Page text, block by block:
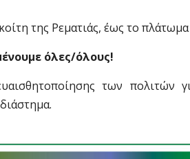
της Ρεματιάς, έως το
όλες/όλους!
των πολιτών